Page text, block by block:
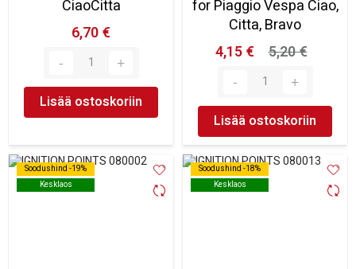
CiaoCitta
6,70 €
Lisää ostoskoriin
for Piaggio Vespa Ciao,
Citta, Bravo
4,15 €
5,20 €
Lisää ostoskoriin
Soodushind -19%
Kesklaos
Soodushind -19%
Kesklaos
Soodushind -18%
Kesklaos
Soodushind -18%
Kesklaos